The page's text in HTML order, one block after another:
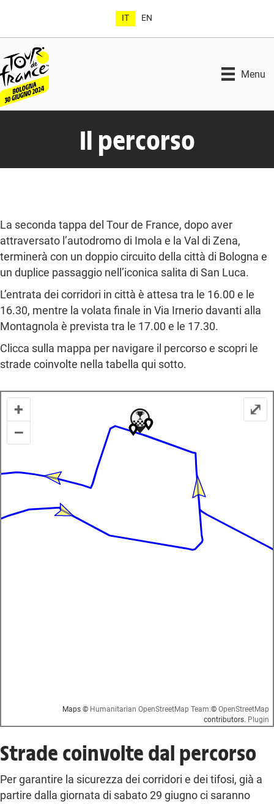
IT EN
Menu
Il percorso
La seconda tappa del Tour de France, dopo aver
attraversato l’autodromo di Imola e la Val di Zena,
terminerà con un doppio circuito della città di Bologna e
un duplice passaggio nell’iconica salita di San Luca.
L’entrata dei corridori in città è attesa tra le 16.00 e le
16.30, mentre la volata finale in Via Irnerio davanti alla
Montagnola è prevista tra le 17.00 e le 17.30.
Clicca sulla mappa per navigare il percorso e scopri le
strade coinvolte nella tabella qui sotto.
+
–
Maps © Humanitarian OpenStreetMap Team.© OpenStreetMap
contributors. Plugin
⤢
Strade coinvolte dal percorso
Per garantire la sicurezza dei corridori e dei tifosi, già a
partire dalla giornata di sabato 29 giugno ci saranno